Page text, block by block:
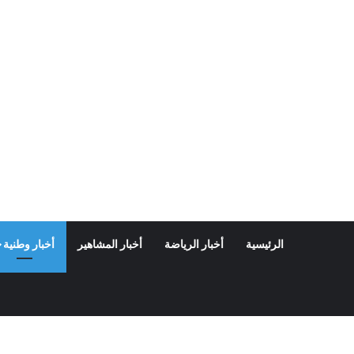
الرئيسية أخبار الرياضة أخبار المشاهير أخبار وطنية